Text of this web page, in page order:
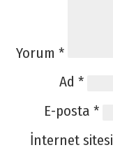
Yorum *
Ad *
E-posta *
İnternet sitesi